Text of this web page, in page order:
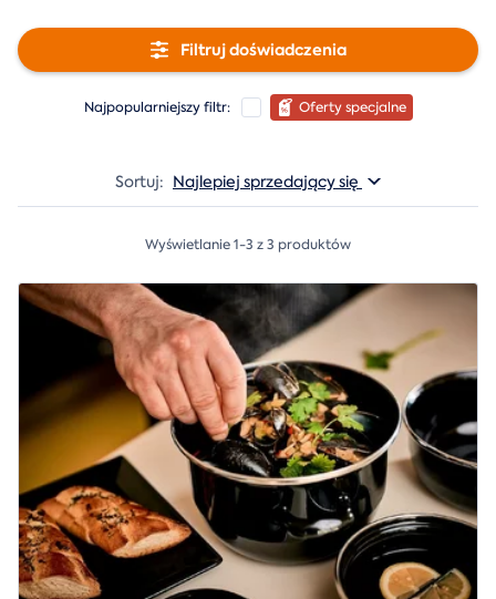
Filtruj doświadczenia
Najpopularniejszy filtr: Oferty specjalne
Sortuj: Najlepiej sprzedający się
Wyświetlanie 1-3 z 3 produktów